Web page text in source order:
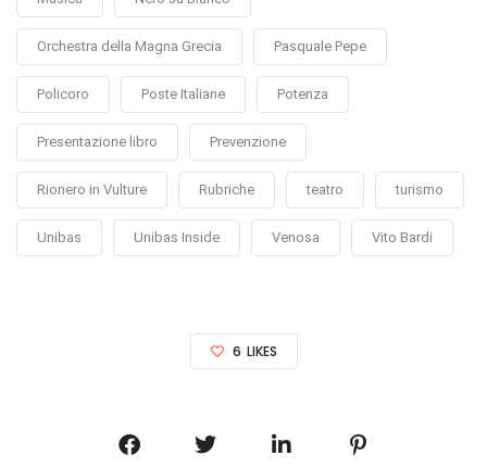
Orchestra della Magna Grecia Pasquale Pepe
Policoro Poste Italiane Potenza
Presentazione libro Prevenzione
Rionero in Vulture Rubriche teatro turismo
Unibas Unibas Inside Venosa Vito Bardi
6 LIKES